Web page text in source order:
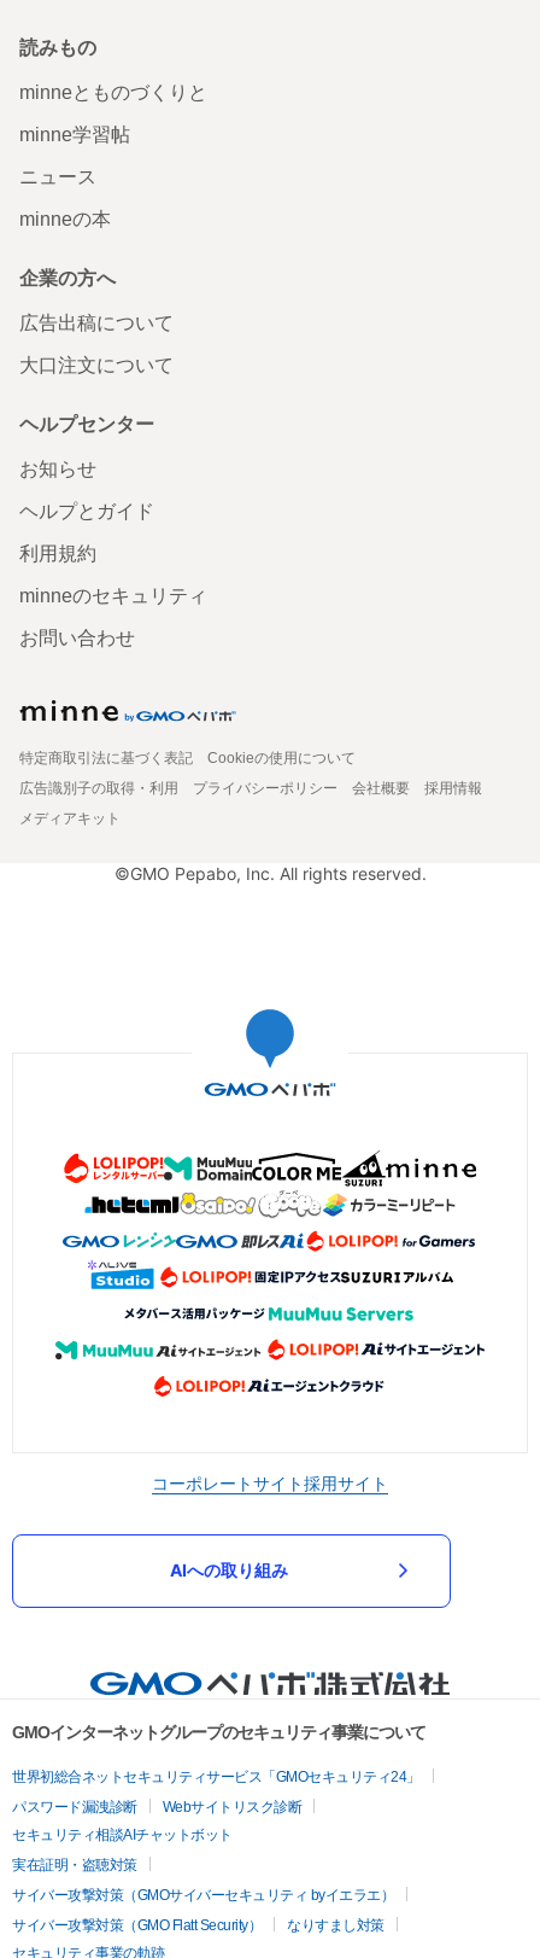
読みもの
minneとものづくりと
minne学習帖
ニュース
minneの本
企業の方へ
広告出稿について
大口注文について
ヘルプセンター
お知らせ
ヘルプとガイド
利用規約
minneのセキュリティ
お問い合わせ
特定商取引法に基づく表記
Cookieの使用について
広告識別子の取得・利用
プライバシーポリシー 会社概要
採用情報
メディアキット
©GMO Pepabo, Inc. All rights reserved.
コーポレートサイト採用サイト
AIへの取り組み
GMOインターネットグループのセキュリティ事業について
世界初総合ネットセキュリティサービス「GMOセキュリティ24」
パスワード漏洩診断
Webサイトリスク診断
セキュリティ相談AIチャットボット
実在証明・盗聴対策
サイバー攻撃対策（GMOサイバーセキュリティ byイエラエ）
サイバー攻撃対策（GMO Flatt Security）
なりすまし対策
セキュリティ事業の軌跡